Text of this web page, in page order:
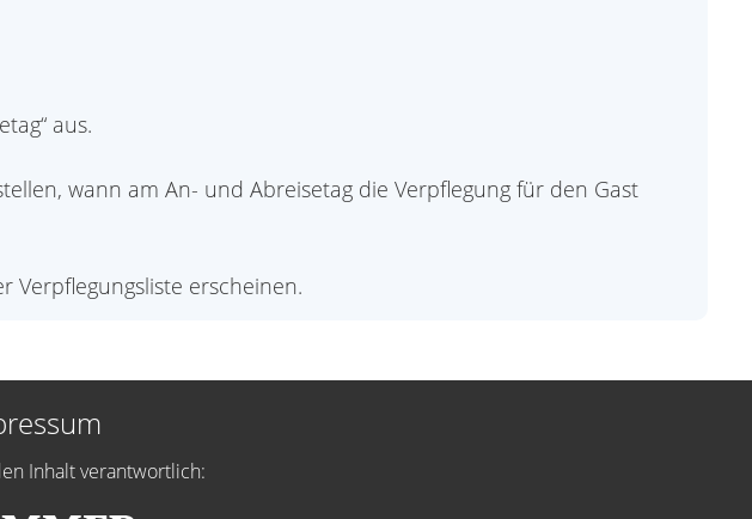
aus.
wann am An- und Abreisetag die Verpflegung für den Gast
Verpflegungsliste erscheinen.
Inhalt verantwortlich: